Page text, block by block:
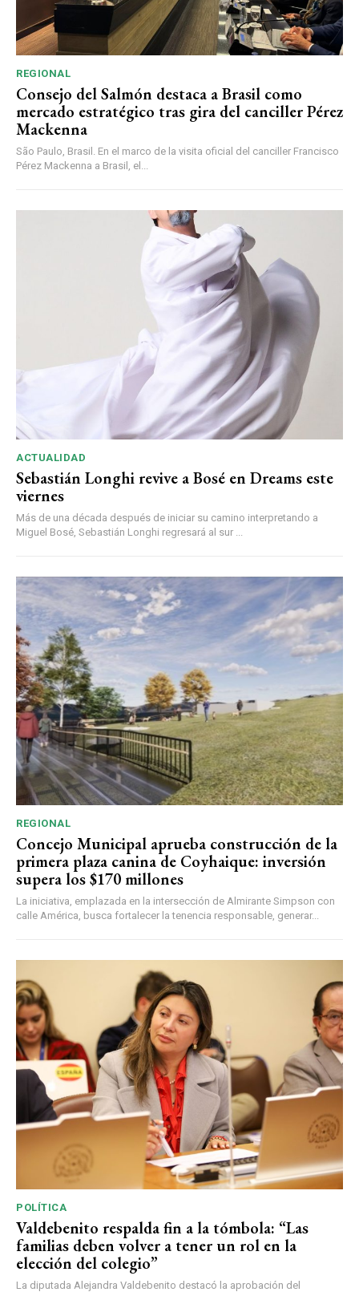
REGIONAL
Consejo del Salmón destaca a Brasil como
mercado estratégico tras gira del canciller Pérez
Mackenna
São Paulo, Brasil. En el marco de la visita oficial del canciller Francisco
Pérez Mackenna a Brasil, el...
ACTUALIDAD
Sebastián Longhi revive a Bosé en Dreams este
viernes
Más de una década después de iniciar su camino interpretando a
Miguel Bosé, Sebastián Longhi regresará al sur ...
REGIONAL
Concejo Municipal aprueba construcción de la
primera plaza canina de Coyhaique: inversión
supera los $170 millones
La iniciativa, emplazada en la intersección de Almirante Simpson con
calle América, busca fortalecer la tenencia responsable, generar...
POLÍTICA
Valdebenito respalda fin a la tómbola: “Las
familias deben volver a tener un rol en la
elección del colegio”
La diputada Alejandra Valdebenito destacó la aprobación del